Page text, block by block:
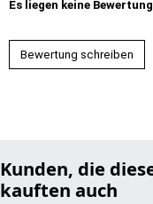
Es liegen keine
Bewertung schreiben
Kunden, die
kauften auch